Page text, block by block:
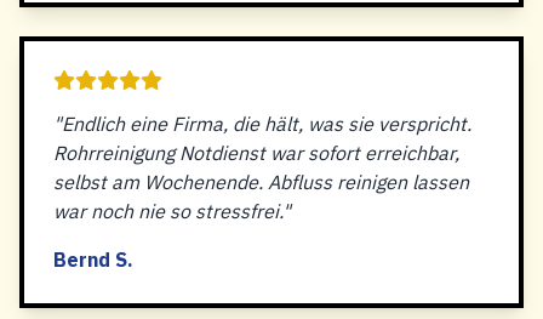
"Endlich eine Firma, die hält, was sie verspricht.
Rohrreinigung Notdienst war sofort erreichbar,
selbst am Wochenende. Abfluss reinigen lassen
war noch nie so stressfrei."
Bernd S.